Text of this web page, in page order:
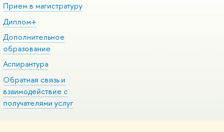
Прием в магистратуру
Диплом+
Дополнительное
образование
Аспирантура
Обратная связь и
взаимодействие с
получателями услуг